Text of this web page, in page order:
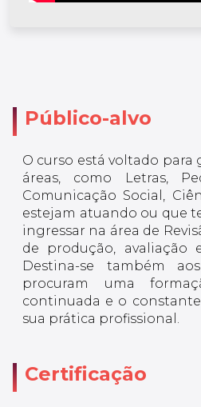
Público-alvo
O curso está voltado para
áreas, como Letras,
Comunicação Social,
estejam atuando ou que
ingressar na área de
de produção, avaliação
Destina-se também
procuram uma
continuada e o
sua prática profissional.
Certificação